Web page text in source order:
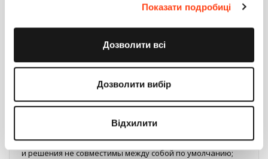
Показати подробиці
Дозволити всі
Дозволити вибір
Відхилити
выше и хочу прояснить возникшие сложности в работе с
- работа с мобильным приложением действительно не
поддерживалась изначально, такой кейс не
предусматривался ответственной командой при
разработке приложения;
- в Creatio нет единого базового подхода по хранению
файлов во внешних системах, поэтому разработчики
решений по работе с файлами используют свои подходы
и решения не совместимы между собой по умолчанию;